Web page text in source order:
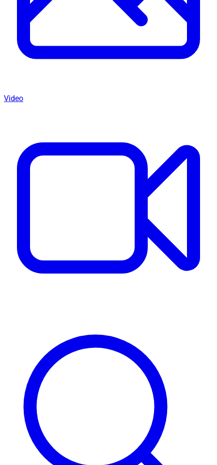
Video